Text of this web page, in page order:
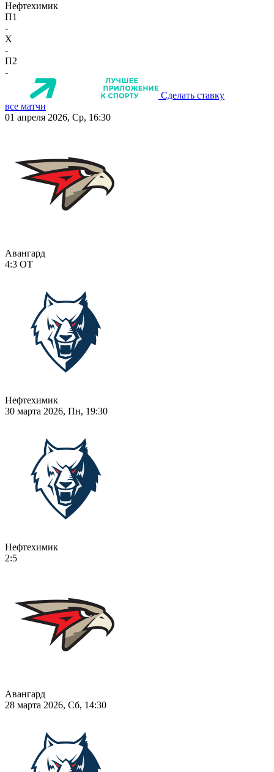
Нефтехимик
П1
-
X
-
П2
-
Сделать ставку
все матчи
01 апреля 2026, Ср, 16:30
Авангард
4:3 ОТ
Нефтехимик
30 марта 2026, Пн, 19:30
Нефтехимик
2:5
Авангард
28 марта 2026, Сб, 14:30